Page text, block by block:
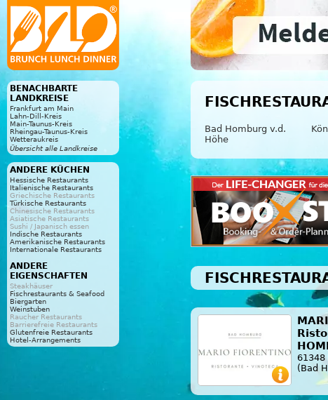
BENACHBARTE
LANDKREISE
Frankfurt am Main
Lahn-Dill-Kreis
Main-Taunus-Kreis
Rheingau-Taunus-Kreis
Wetteraukreis
Übersicht alle Landkreise
ANDERE KÜCHEN
Hessische Restaurants
Italienische Restaurants
Griechische Restaurants
Türkische Restaurants
Chinesische Restaurants
Asiatische Restaurants
Sushi / Japanisch essen
Indische Restaurants
Amerikanische Restaurants
Internationale Restaurants
ANDERE
EIGENSCHAFTEN
Steakhäuser
Fischrestaurants & Seafood
Biergarten
Weinstuben
Raucher Restaurants
Barrierefreie Restaurants
Glutenfreie Restaurants
Hotel-Arrangements
Bad Homburg v.d.
Höhe
(Bad